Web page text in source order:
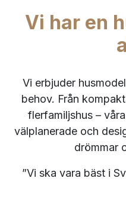
Vi har en
Vi erbjuder
behov. Från
flerfamiljshus –
välplanerade och
drömmar
”Vi ska vara bäst i